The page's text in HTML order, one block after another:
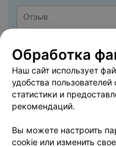
Обработка
Наш сайт использует
удобства
статистики и
рекомендаций.
Вы можете настроить
cookie или изменить